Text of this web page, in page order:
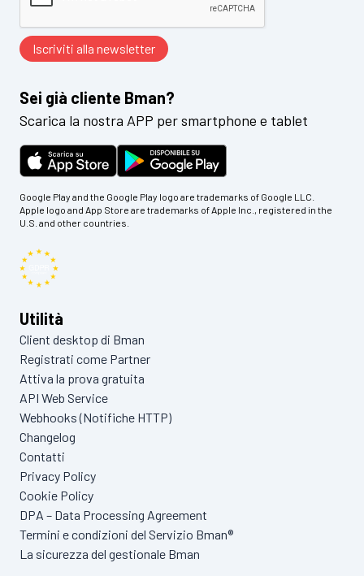
Sei già cliente Bman?
Scarica la nostra APP per smartphone e tablet
Google Play and the Google Play logo are trademarks of Google LLC.
Apple logo and App Store are trademarks of Apple Inc., registered in the
U.S. and other countries.
Utilità
Client desktop di Bman
Registrati come Partner
Attiva la prova gratuita
API Web Service
Webhooks (Notifiche HTTP)
Changelog
Contatti
Privacy Policy
Cookie Policy
DPA – Data Processing Agreement
Termini e condizioni del Servizio Bman®
La sicurezza del gestionale Bman